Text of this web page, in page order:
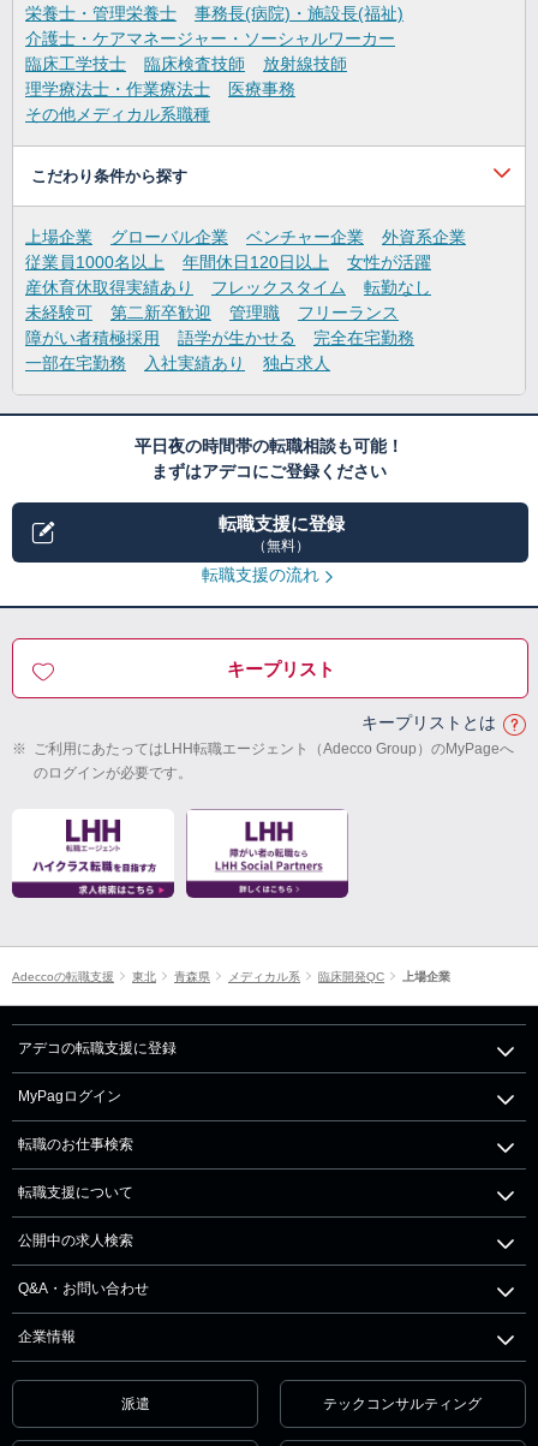
栄養士・管理栄養士
事務長(病院)・施設長(福祉)
介護士・ケアマネージャー・ソーシャルワーカー
臨床工学技士
臨床検査技師
放射線技師
理学療法士・作業療法士
医療事務
その他メディカル系職種
こだわり条件から探す
上場企業 グローバル企業 ベンチャー企業
外資系企業
従業員1000名以上
年間休日120日以上
女性が活躍
産休育休取得実績あり
フレックスタイム
転勤なし
未経験可
第二新卒歓迎 管理職
フリーランス
障がい者積極採用
語学が生かせる
完全在宅勤務
一部在宅勤務
入社実績あり 独占求人
平日夜の時間帯の転職相談も可能！
まずはアデコにご登録ください
転職支援に登録
（無料）
転職支援の流れ
キープリスト
キープリストとは
※ ご利用にあたってはLHH転職エージェント（Adecco Group）のMyPageへ
のログインが必要です。
Adeccoの転職支援 東北 青森県 メディカル系 臨床開発QC 上場企業
アデコの転職支援に登録
MyPagログイン
転職のお仕事検索
転職支援について
公開中の求人検索
Q&A・お問い合わせ
企業情報
派遣 テックコンサルティング